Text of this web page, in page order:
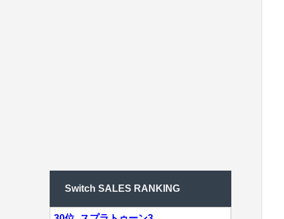
Switch SALES RANKING